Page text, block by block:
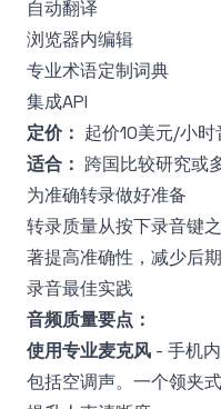
自动翻译
浏览器内编辑
专业术语定制词典
集成API
定价： 起价10美元/小时
适合： 跨国比较研究或
为准确转录做好准备
转录质量从按下录音键
著提高准确性，减少后期
录音最佳实践
音频质量要点：
使用专业麦克风 - 手机
包括空调声。一个领夹